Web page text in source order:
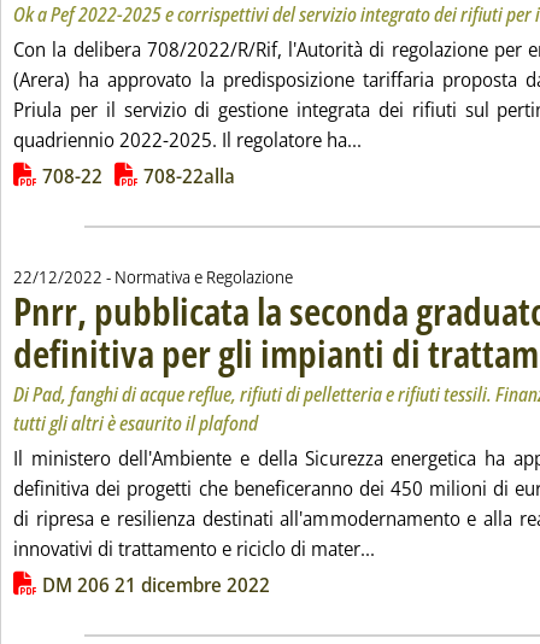
Ok a Pef 2022-2025 e corrispettivi del servizio integrato dei rifiuti per
Con la delibera 708/2022/R/Rif, l'Autorità di regolazione per
(Arera) ha approvato la predisposizione tariffaria proposta
Priula per il servizio di gestione integrata dei rifiuti sul
quadriennio 2022-2025. Il regolatore ha...
Lista allegati PDF alla notizia
708-22 708-22alla
22/12/2022 - Normativa e Regolazione
Pnrr, pubblicata la seconda
definitiva per gli impianti di
Di Pad, fanghi di acque reflue, rifiuti di pelletteria e rifiuti tessili.
tutti gli altri è esaurito il plafond
Il ministero dell'Ambiente e della Sicurezza energetica ha
definitiva dei progetti che beneficeranno dei 450 milioni di
di ripresa e resilienza destinati all'ammodernamento e alla
innovativi di trattamento e riciclo di mater...
Lista allegati PDF alla notizia
DM 206 21 dicembre 2022